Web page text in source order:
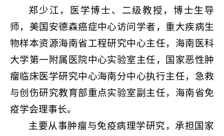
郑少江，医学博士、二级教授，博士生导
师，美国安德森癌症中心访问学者，重大疾病生
物样本资源海南省工程研究中心主任，海南医科
大学第一附属医院中心实验室主任，国家恶性肿
瘤临床医学研究中心海南分中心执行主任，急救
与创伤研究教育部重点实验室副主任，海南省免
疫学会理事长。
主要从事肿瘤与免疫病理学研究，承担国家